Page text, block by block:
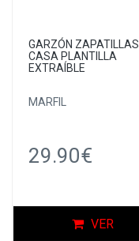
GARZÓN ZAPATILLAS
CASA PLANTILLA
EXTRAÍBLE
MARFIL
29.90€
VER